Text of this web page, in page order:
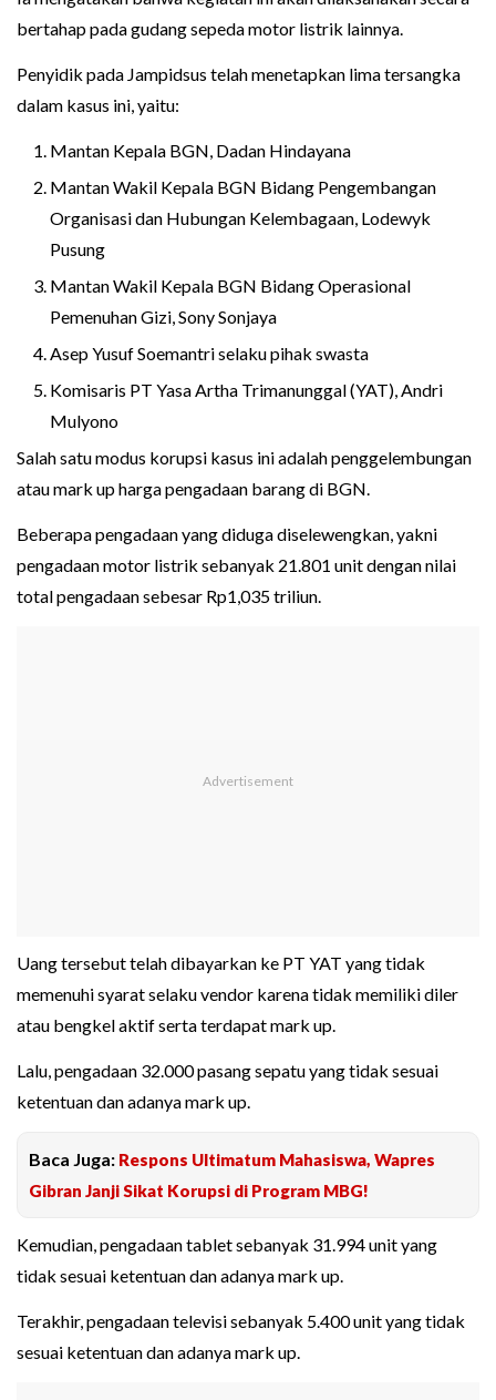
bertahap pada gudang sepeda motor listrik lainnya.
Penyidik pada Jampidsus telah menetapkan lima tersangka
dalam kasus ini, yaitu:
Mantan Kepala BGN, Dadan Hindayana
Mantan Wakil Kepala BGN Bidang Pengembangan
Organisasi dan Hubungan Kelembagaan, Lodewyk
Pusung
Mantan Wakil Kepala BGN Bidang Operasional
Pemenuhan Gizi, Sony Sonjaya
Asep Yusuf Soemantri selaku pihak swasta
Komisaris PT Yasa Artha Trimanunggal (YAT), Andri
Mulyono
Salah satu modus korupsi kasus ini adalah penggelembungan
atau mark up harga pengadaan barang di BGN.
Beberapa pengadaan yang diduga diselewengkan, yakni
pengadaan motor listrik sebanyak 21.801 unit dengan nilai
total pengadaan sebesar Rp1,035 triliun.
Uang tersebut telah dibayarkan ke PT YAT yang tidak
memenuhi syarat selaku vendor karena tidak memiliki diler
atau bengkel aktif serta terdapat mark up.
Lalu, pengadaan 32.000 pasang sepatu yang tidak sesuai
ketentuan dan adanya mark up.
Baca Juga: Respons Ultimatum Mahasiswa, Wapres
Gibran Janji Sikat Korupsi di Program MBG!
Kemudian, pengadaan tablet sebanyak 31.994 unit yang
tidak sesuai ketentuan dan adanya mark up.
Terakhir, pengadaan televisi sebanyak 5.400 unit yang tidak
sesuai ketentuan dan adanya mark up.